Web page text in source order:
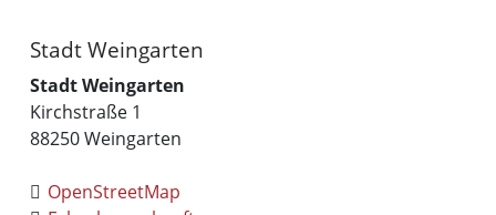
Stadt Weingarten
Stadt Weingarten
Kirchstraße 1
88250Weingarten
OpenStreetMap